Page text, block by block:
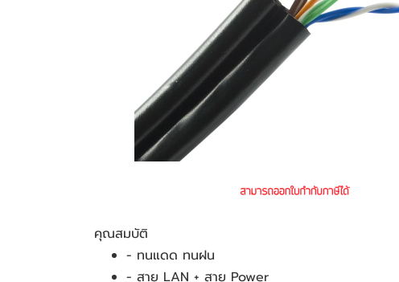
คุณสมบัติ
- ทนแดด ทนฝน
- สาย LAN + สาย Power